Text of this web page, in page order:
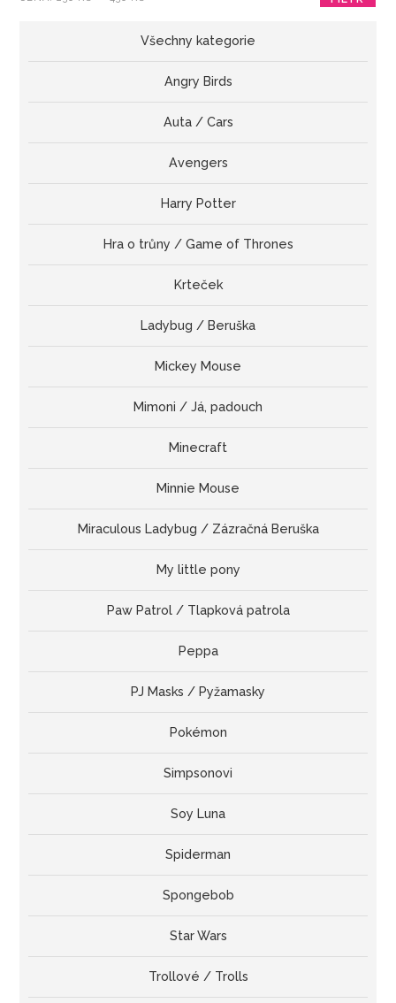
Všechny kategorie
Angry Birds
Auta / Cars
Avengers
Harry Potter
Hra o trůny / Game of Thrones
Krteček
Ladybug / Beruška
Mickey Mouse
Mimoni / Já, padouch
Minecraft
Minnie Mouse
Miraculous Ladybug / Zázračná Beruška
My little pony
Paw Patrol / Tlapková patrola
Peppa
PJ Masks / Pyžamasky
Pokémon
Simpsonovi
Soy Luna
Spiderman
Spongebob
Star Wars
Trollové / Trolls